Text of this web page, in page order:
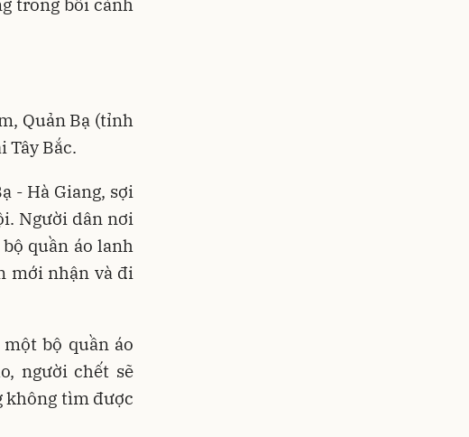
Quản Bạ (tỉnh
Tây Bắc.
- Hà Giang, sợi
Người dân nơi
quần áo lanh
mới nhận và đi
bộ quần áo
người chết sẽ
không tìm được